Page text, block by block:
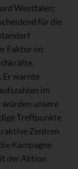
Westfalen:
für die
Faktor im
Er warnte
im
würden unsere
Treffpunkte
Zentren
Kampagne
der Aktion